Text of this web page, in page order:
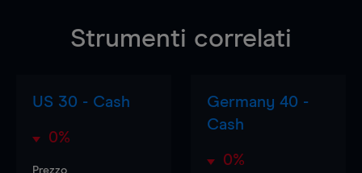
Strumenti correlati
US 30 - Cash
0%
Prezzo
Germany 40 -
Cash
0%